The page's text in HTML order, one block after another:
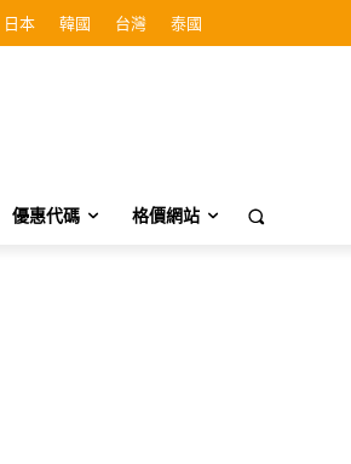
日本 韓國 台灣 泰國
優惠代碼 格價網站